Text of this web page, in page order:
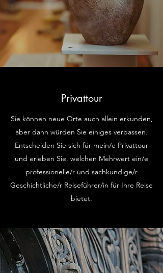
Privattour
Sie können neue Orte auch allein erkunden,
aber dann würden Sie einiges verpassen.
Entscheiden Sie sich für mein/e Privattour
und erleben Sie, welchen Mehrwert ein/e
professionelle/r und sachkundige/r
Geschichtliche/r Reiseführer/in für Ihre Reise
bietet.